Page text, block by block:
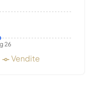
26
Vendite